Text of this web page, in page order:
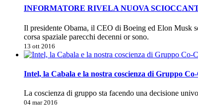
INFORMATORE RIVELA NUOVA
Il presidente Obama, il CEO di Boeing ed Elon Musk
corsa spaziale parecchi decenni or sono.
13 ott 2016
Intel, la Cabala e la nostra coscienza di Gruppo
La coscienza di gruppo sta facendo una decisione
04 mar 2016